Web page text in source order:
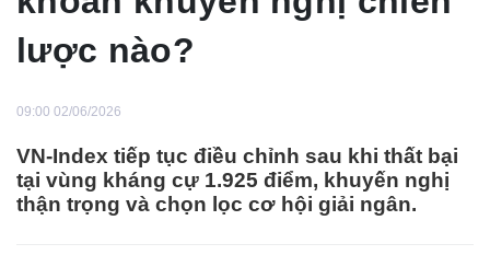
lược nào?
09:00 02/06/2026
VN-Index tiếp tục điều chỉnh sau khi thất bại
tại vùng kháng cự 1.925 điểm, khuyến nghị
thận trọng và chọn lọc cơ hội giải ngân.